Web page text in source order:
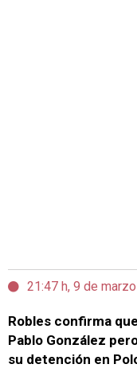
21:47 h, 9 de
Robles confirma
Pablo González
su detención en